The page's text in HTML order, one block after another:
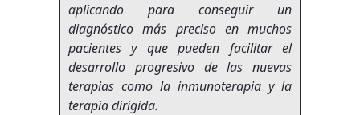
aplicando para conseguir un
diagnóstico más preciso en muchos
pacientes y que pueden facilitar el
desarrollo progresivo de las nuevas
terapias como la inmunoterapia y la
terapia dirigida.